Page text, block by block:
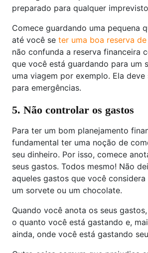
preparado para qualquer
Comece guardando uma pequena
até você se ter uma boa reserva
não confunda a reserva financeira
que você está guardando para um
uma viagem por exemplo. Ela deve
para emergências.
5. Não controlar os gastos
Para ter um bom planejamento
fundamental ter uma noção de
seu dinheiro. Por isso, comece
seus gastos. Todos mesmo! Não
aqueles gastos que você
um sorvete ou um chocolate.
Quando você anota os seus
o quanto você está gastando e,
ainda, onde você está gastando